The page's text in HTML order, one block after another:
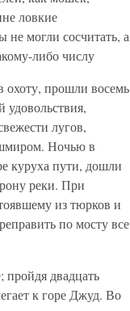
ловкие
не могли сосчитать, а
либо числу
охоту, прошли восемь
удовольствия,
лугов,
Ночью в
куруха пути, дошли
реки. При
из тюрков и
по мосту все
пройдя двадцать
к горе Джуд. Во